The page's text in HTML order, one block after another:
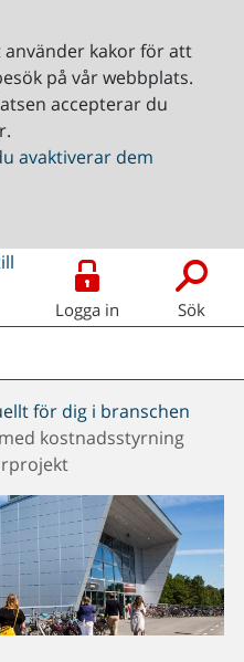
kakor för att
på vår webbplats.
accepterar du
avaktiverar dem
Logga in Sök
för dig i branschen
kostnadsstyrning